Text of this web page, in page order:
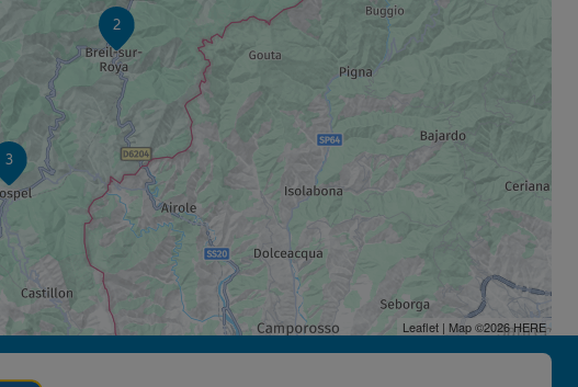
3
2
Leaflet| Map ©2026HERE